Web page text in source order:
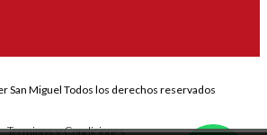
San Miguel Todos los derechos reservados
Terminos y Condiciones